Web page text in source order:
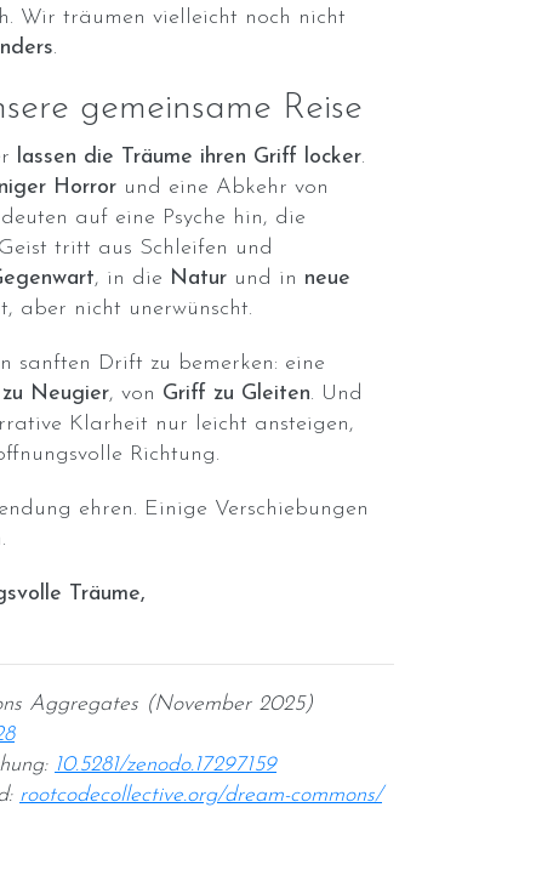
Wir träumen vielleicht noch nicht
.
gemeinsame Reise
lassen die Träume ihren Griff locker.
Horror und eine Abkehr von
deuten auf eine Psyche hin, die
tritt aus Schleifen und
, in die Natur und in neue
aber nicht unerwünscht.
sanften Drift zu bemerken: eine
Neugier, von Griff zu Gleiten. Und
Klarheit nur leicht ansteigen,
Richtung.
ehren. Einige Verschiebungen
Träume,
Aggregates (November 2025)
10.5281/zenodo.17297159
rootcodecollective.org/dream-commons/